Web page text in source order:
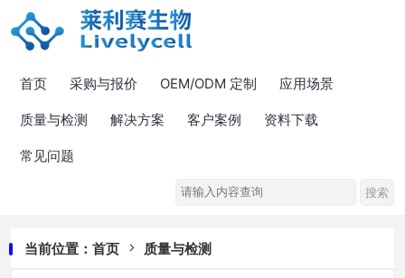
首页 采购与报价 OEM/ODM 定制 应用场景
质量与检测 解决方案 客户案例 资料下载
常见问题
当前位置： 首页 质量与检测